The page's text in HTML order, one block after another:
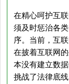
在精心呵护互
须及时惩治各
序。当前，互
在披着互联网
本没有建立数
挑战了法律底